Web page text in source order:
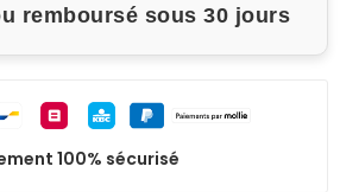
remboursé sous 30 jours
100% sécurisé